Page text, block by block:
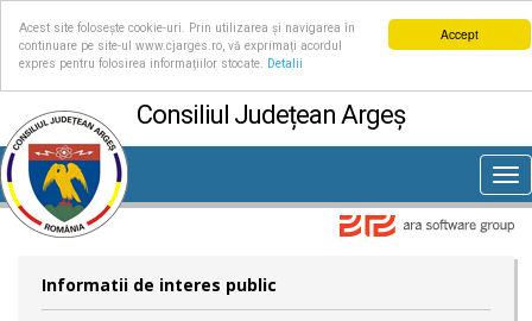
Accept
Acest site folosește cookie-uri. Prin utilizarea și navigarea în
continuare pe site-ul www.cjarges.ro, vă exprimați acordul
expres pentru folosirea informațiilor stocate.
Detalii
Consiliul Județean Argeș
Informatii de interes public